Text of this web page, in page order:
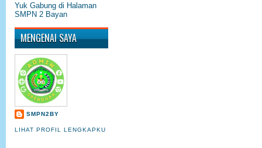
Yuk Gabung di Halaman
SMPN 2 Bayan
MENGENAI SAYA
SMPN2BY
LIHAT PROFIL LENGKAPKU